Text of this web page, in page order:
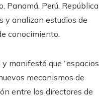
Panamá, Perú, República
y analizan estudios de
conocimiento.
y manifestó que “espacios
mecanismos de
entre los directores de